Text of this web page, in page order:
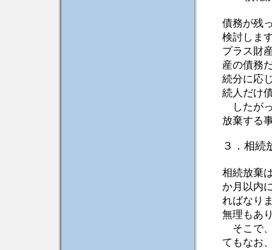
債務が残
検討しま
プラス財
産の債務
続分に応
続人だけ
したが
放棄する
３．相続
相続放棄
か月以内
ればなり
無理もあ
そこで
てもなお